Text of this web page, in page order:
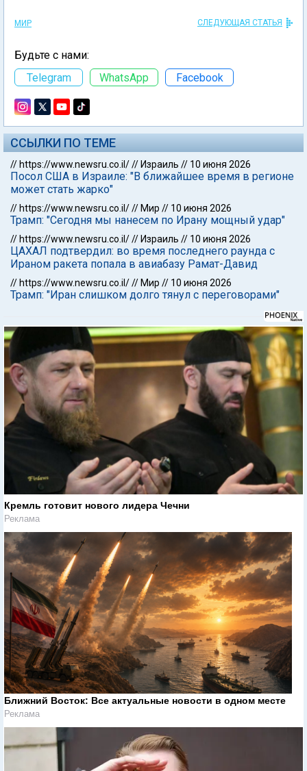
МИР СЛЕДУЮЩАЯ СТАТЬЯ
Будьте с нами:
Telegram
WhatsApp Facebook
ССЫЛКИ ПО ТЕМЕ
// https://www.newsru.co.il/// Израиль // 10 июня 2026
Посол США в Израиле: "В ближайшее время в регионе
может стать жарко"
// https://www.newsru.co.il/// Мир // 10 июня 2026
Трамп: "Сегодня мы нанесем по Ирану мощный удар"
// https://www.newsru.co.il/// Израиль // 10 июня 2026
ЦАХАЛ подтвердил: во время последнего раунда с
Ираном ракета попала в авиабазу Рамат-Давид
// https://www.newsru.co.il/// Мир // 10 июня 2026
Трамп: "Иран слишком долго тянул с переговорами"
Кремль готовит нового лидера Чечни
Реклама
Ближний Восток: Все актуальные новости в одном месте
Реклама